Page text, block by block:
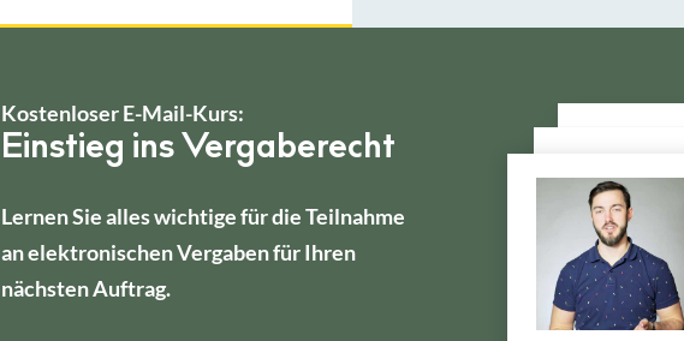
Kostenloser E-Mail-Kurs:
Einstieg ins Vergaberecht
Lernen Sie alles wichtige für die Teilnahme
an elektronischen Vergaben für Ihren
nächsten Auftrag.